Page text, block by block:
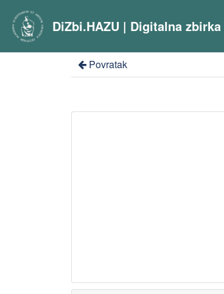
DiZbi.HAZU | Digitalna
Povratak